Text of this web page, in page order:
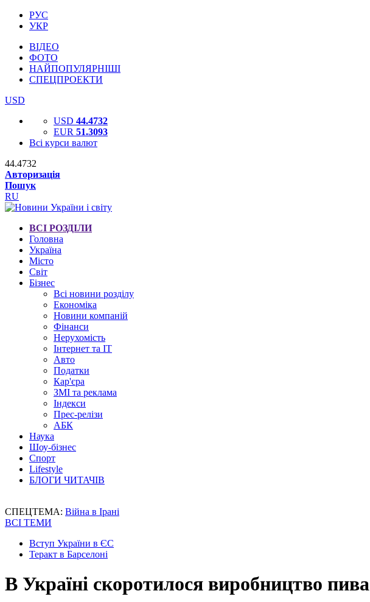
РУС
УКР
ВІДЕО
ФОТО
НАЙПОПУЛЯРНІШІ
СПЕЦПРОЕКТИ
USD
USD 44.4732
EUR 51.3093
Всі курси валют
44.4732
Авторизація
Пошук
RU
ВСІ РОЗДІЛИ
Головна
Україна
Місто
Світ
Бізнес
Всі новини розділу
Економіка
Новини компаній
Фінанси
Нерухомість
Інтернет та IT
Авто
Податки
Кар'єра
ЗМІ та реклама
Індекси
Прес-релізи
АБК
Наука
Шоу-бізнес
Спорт
Lifestyle
БЛОГИ ЧИТАЧІВ
СПЕЦТЕМА: Війна в Ірані
ВСІ ТЕМИ
Вступ України в ЄС
Теракт в Барселоні
В Україні скоротилося виробництво пива